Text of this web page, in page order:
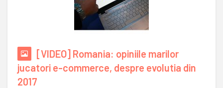
[VIDEO] Romania: opiniile marilor
jucatori e-commerce, despre evolutia din
2017